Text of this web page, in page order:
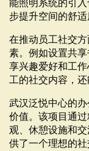
能照明系统的引
步提升空间的舒适
在推动员工社交
素。例如设置共
享兴趣爱好和工
工的社交内容，
武汉泛悦中心的
价值。该项目通
观、休憩设施和
供了一个理想的